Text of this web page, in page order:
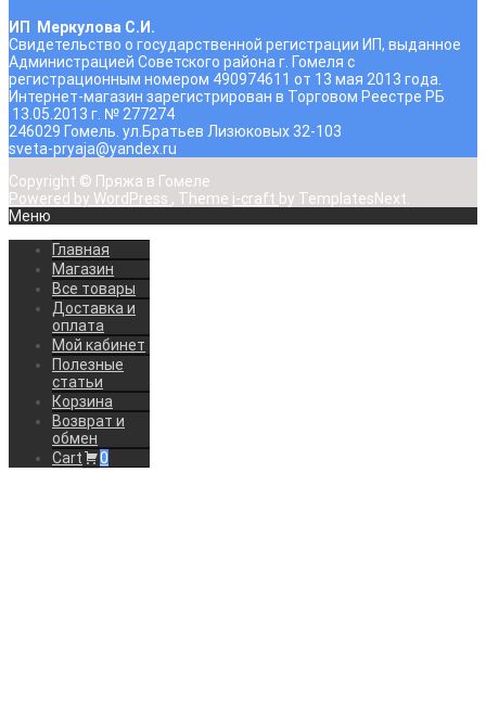
ИП Меркулова С.И.
Свидетельство о государственной регистрации ИП, выданное
Администрацией Советского района г. Гомеля с
регистрационным номером 490974611 от 13 мая 2013 года.
Интернет-магазин зарегистрирован в Торговом Реестре РБ
13.05.2013 г. № 277274
246029 Гомель. ул.Братьев Лизюковых 32-103
sveta-pryaja@yandex.ru
Copyright © Пряжа в Гомеле
Powered by WordPress , Theme i-craft by TemplatesNext.
Меню
Главная
Магазин
Все товары
Доставка и
оплата
Мой кабинет
Полезные
статьи
Корзина
Возврат и
обмен
Cart
0